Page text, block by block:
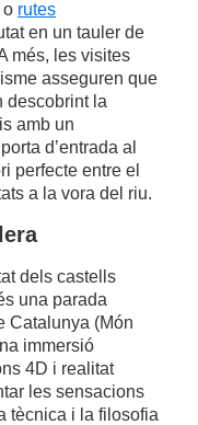
o rutes
en un tauler de
més, les visites
asseguren que
descobrint la
amb un
d’entrada al
perfecte entre el
a la vora del riu.
dels castells
una parada
Catalunya (Món
immersió
4D i realitat
les sensacions
tècnica i la filosofia